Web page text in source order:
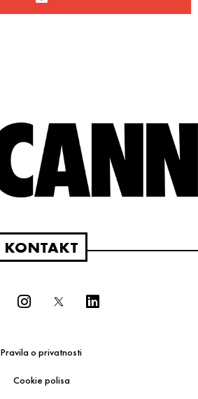
KONTAKT
Pravila o privatnosti
Cookie polisa